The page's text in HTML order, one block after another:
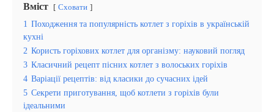
Вміст Сховати
1 Походження та популярність котлет з горіхів в українській
кухні
2 Користь горіхових котлет для організму: науковий погляд
3 Класичний рецепт пісних котлет з волоських горіхів
4 Варіації рецептів: від класики до сучасних ідей
5 Секрети приготування, щоб котлети з горіхів були
ідеальними